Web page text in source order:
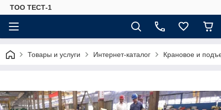
ТОО ТЕСТ-1
Товары и услуги Интернет-каталог Крановое и